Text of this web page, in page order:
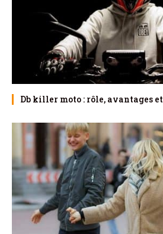
Db killer moto : rôle, avantages